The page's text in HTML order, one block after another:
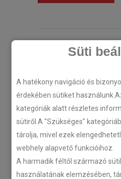
Süti
A hatékony navigáció és
érdekében sütiket
kategóriák alatt részletes
sütiről.A "Szükséges"
tárolja, mivel ezek
webhely alapvető funkcióihoz.
A harmadik féltől származó
használatának elemzésében,
N-
2018-07-
Isuzu